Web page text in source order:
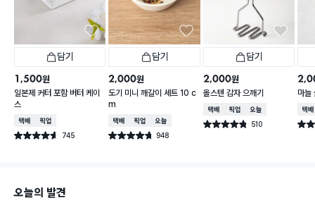
담기
1,500원
일본제 커터 포함 버터 케이
스
택배배송매장픽업
별점 4.6점 745
건 작성
담기
2,000원
도기 미니 깨갈이 세트 10 c
m
택배배송매장픽업오늘배송
별점 4.7점 948
건 작성
담기
2,000원
올스텐 감자 으깨기
택배배송매장픽업오늘배송
별점 4.8점 510
건 작성
마늘
택배
별점
오늘의 발견